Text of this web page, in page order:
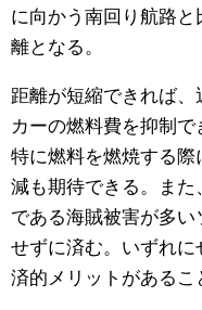
に向かう南回り航路
離となる。
距離が短縮できれば
カーの燃料費を抑制で
特に燃料を燃焼する
減も期待できる。ま
である海賊被害が多
せずに済む。いずれ
済的メリットがあるこ